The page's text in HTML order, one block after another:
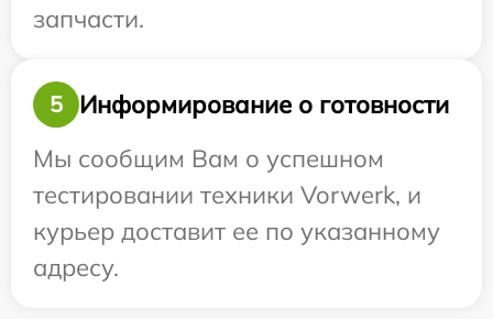
запчасти.
5
Информирование о готовности
Мы сообщим Вам о успешном
тестировании техники Vorwerk, и
курьер доставит ее по указанному
адресу.